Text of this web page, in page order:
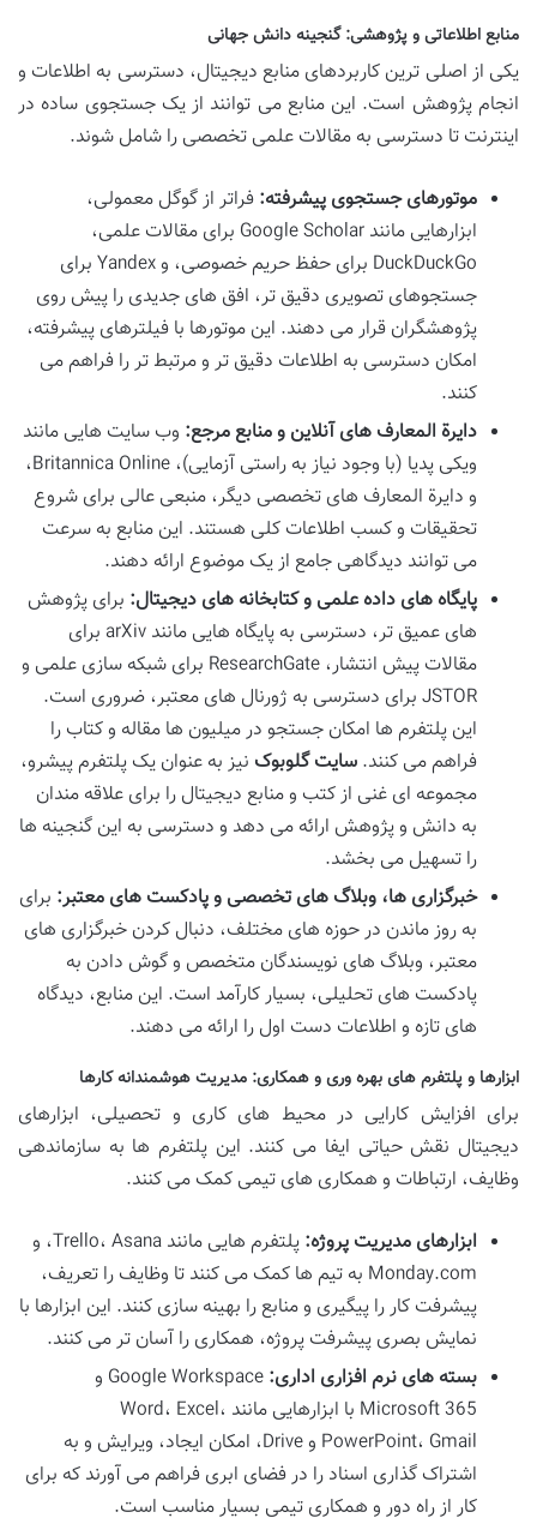
منابع اطلاعاتی و پژوهشی: گنجینه دانش جهانی
یکی از اصلی ترین کاربردهای منابع دیجیتال، دسترسی به اطلاعات و
انجام پژوهش است. این منابع می توانند از یک جستجوی ساده در
اینترنت تا دسترسی به مقالات علمی تخصصی را شامل شوند.
موتورهای جستجوی پیشرفته: فراتر از گوگل معمولی،
ابزارهایی مانند Google Scholar برای مقالات علمی،
DuckDuckGo برای حفظ حریم خصوصی، و Yandex برای
جستجوهای تصویری دقیق تر، افق های جدیدی را پیش روی
پژوهشگران قرار می دهند. این موتورها با فیلترهای پیشرفته،
امکان دسترسی به اطلاعات دقیق تر و مرتبط تر را فراهم می
کنند.
دایرة المعارف های آنلاین و منابع مرجع: وب سایت هایی مانند
ویکی پدیا (با وجود نیاز به راستی آزمایی)، Britannica Online،
و دایرة المعارف های تخصصی دیگر، منبعی عالی برای شروع
تحقیقات و کسب اطلاعات کلی هستند. این منابع به سرعت
می توانند دیدگاهی جامع از یک موضوع ارائه دهند.
پایگاه های داده علمی و کتابخانه های دیجیتال: برای پژوهش
های عمیق تر، دسترسی به پایگاه هایی مانند arXiv برای
مقالات پیش انتشار، ResearchGate برای شبکه سازی علمی و
JSTOR برای دسترسی به ژورنال های معتبر، ضروری است.
این پلتفرم ها امکان جستجو در میلیون ها مقاله و کتاب را
فراهم می کنند. سایت گلوبوک نیز به عنوان یک پلتفرم پیشرو،
مجموعه ای غنی از کتب و منابع دیجیتال را برای علاقه مندان
به دانش و پژوهش ارائه می دهد و دسترسی به این گنجینه ها
را تسهیل می بخشد.
خبرگزاری ها، وبلاگ های تخصصی و پادکست های معتبر: برای
به روز ماندن در حوزه های مختلف، دنبال کردن خبرگزاری های
معتبر، وبلاگ های نویسندگان متخصص و گوش دادن به
پادکست های تحلیلی، بسیار کارآمد است. این منابع، دیدگاه
های تازه و اطلاعات دست اول را ارائه می دهند.
ابزارها و پلتفرم های بهره وری و همکاری: مدیریت هوشمندانه کارها
برای افزایش کارایی در محیط های کاری و تحصیلی، ابزارهای
دیجیتال نقش حیاتی ایفا می کنند. این پلتفرم ها به سازماندهی
وظایف، ارتباطات و همکاری های تیمی کمک می کنند.
ابزارهای مدیریت پروژه:
پلتفرم هایی مانند Trello، Asana، و
Monday.com به تیم ها کمک می کنند تا وظایف را تعریف،
پیشرفت کار را پیگیری و منابع را بهینه سازی کنند. این ابزارها با
نمایش بصری پیشرفت پروژه، همکاری را آسان تر می کنند.
بسته های نرم افزاری اداری:
Google Workspace و
Microsoft 365 با ابزارهایی مانند Word، Excel،
PowerPoint، Gmail و Drive، امکان ایجاد، ویرایش و به
اشتراک گذاری اسناد را در فضای ابری فراهم می آورند که برای
کار از راه دور و همکاری تیمی بسیار مناسب است.